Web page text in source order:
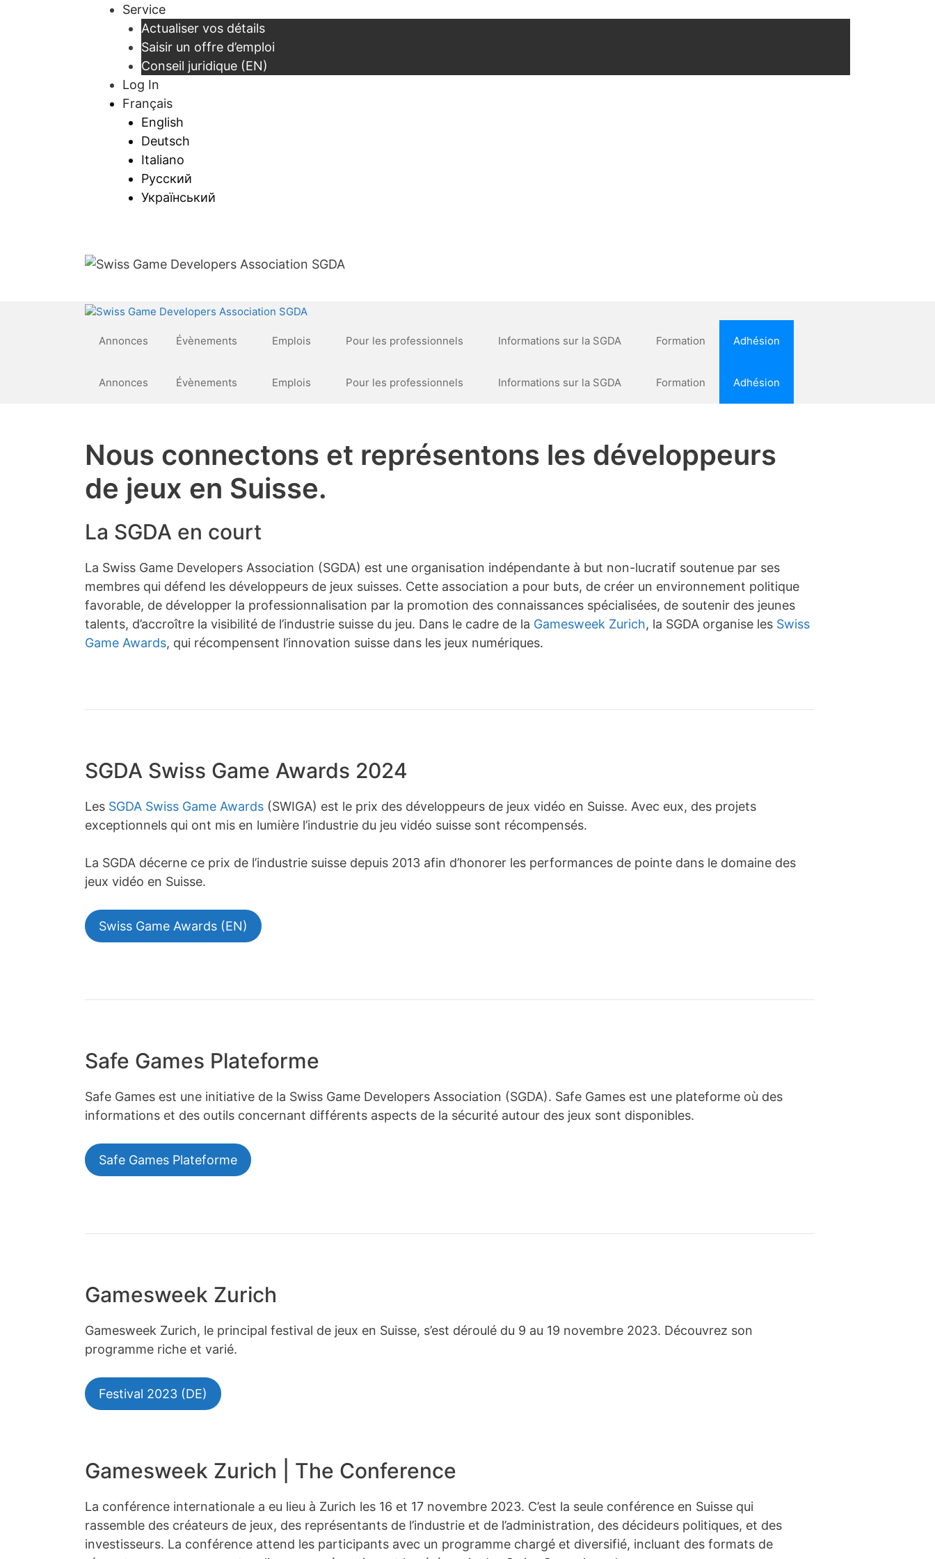
Service
Actualiser vos détails
Saisir un offre d’emploi
Conseil juridique (EN)
Log In
Français
English
Deutsch
Italiano
Русский
Український
Annonces Évènements Emplois Pour les professionnels Informations sur la SGDA Formation Adhésion
Annonces Évènements Emplois Pour les professionnels Informations sur la SGDA Formation Adhésion
Nous connectons et représentons les développeurs
de jeux en Suisse.
La SGDA en court
La Swiss Game Developers Association (SGDA) est une organisation indépendante à but non-lucratif soutenue par ses
membres qui défend les développeurs de jeux suisses. Cette association a pour buts, de créer un environnement politique
favorable, de développer la professionnalisation par la promotion des connaissances spécialisées, de soutenir des jeunes
talents, d’accroître la visibilité de l’industrie suisse du jeu. Dans le cadre de la Gamesweek Zurich, la SGDA organise les Swiss
Game Awards, qui récompensent l’innovation suisse dans les jeux numériques.
SGDA Swiss Game Awards 2024
Les SGDA Swiss Game Awards (SWIGA) est le prix des développeurs de jeux vidéo en Suisse. Avec eux, des projets
exceptionnels qui ont mis en lumière l’industrie du jeu vidéo suisse sont récompensés.
La SGDA décerne ce prix de l’industrie suisse depuis 2013 afin d’honorer les performances de pointe dans le domaine des
jeux vidéo en Suisse.
Swiss Game Awards (EN)
Safe Games Plateforme
Safe Games est une initiative de la Swiss Game Developers Association (SGDA). Safe Games est une plateforme où des
informations et des outils concernant différents aspects de la sécurité autour des jeux sont disponibles.
Safe Games Plateforme
Gamesweek Zurich
Gamesweek Zurich, le principal festival de jeux en Suisse, s’est déroulé du 9 au 19 novembre 2023. Découvrez son
programme riche et varié.
Festival 2023 (DE)
Gamesweek Zurich | The Conference
La conférence internationale a eu lieu à Zurich les 16 et 17 novembre 2023. C’est la seule conférence en Suisse qui
rassemble des créateurs de jeux, des représentants de l’industrie et de l’administration, des décideurs politiques, et des
investisseurs. La conférence attend les participants avec un programme chargé et diversifié, incluant des formats de